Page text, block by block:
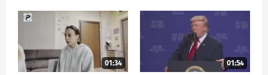
01:34 01:54